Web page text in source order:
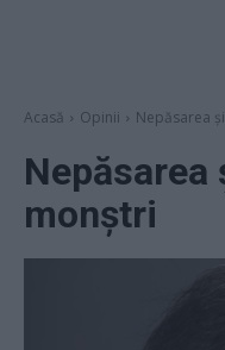
Acasă Opinii Nepăsarea
Nepăsarea
monștri